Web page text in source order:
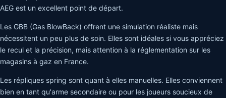
AEG est un excellent point de départ.
Les GBB (Gas BlowBack) offrent une simulation réaliste mais
nécessitent un peu plus de soin. Elles sont idéales si vous appréciez
le recul et la précision, mais attention à la réglementation sur les
magasins à gaz en France.
Les répliques spring sont quant à elles manuelles. Elles conviennent
bien en tant qu'arme secondaire ou pour les joueurs soucieux de